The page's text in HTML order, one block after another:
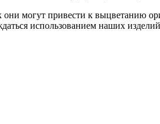
могут привести к выцветанию
использованием наших